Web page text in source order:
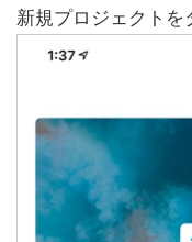
新規プロジェクトを